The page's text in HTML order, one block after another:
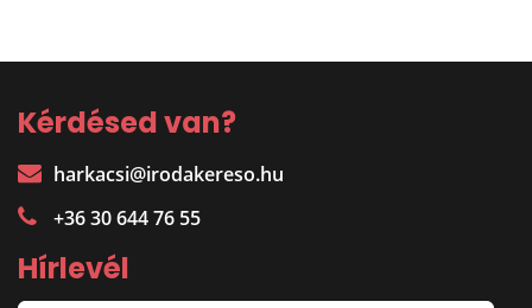
Kérdésed van?
harkacsi@irodakereso.hu
+36 30 644 76 55
Hírlevél